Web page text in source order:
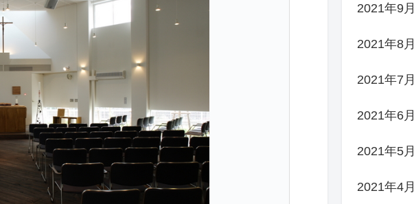
2021年9月
2021年8月
2021年7月
2021年6月
2021年5月
2021年4月